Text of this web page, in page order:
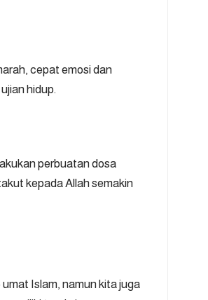
cepat emosi dan
hidup.
perbuatan dosa
kepada Allah semakin
Islam, namun kita juga